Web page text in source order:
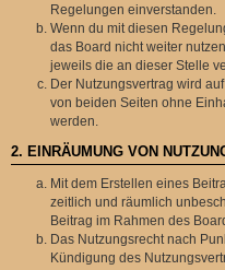
Regelungen einverstanden.
Wenn du mit diesen
das Board nicht weiter
jeweils die an dieser Stelle
Der Nutzungsvertrag wird
von beiden Seiten ohne
werden.
2. EINRÄUMUNG VON
Mit dem Erstellen eines
zeitlich und räumlich
Beitrag im Rahmen des
Das Nutzungsrecht nach
Kündigung des